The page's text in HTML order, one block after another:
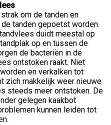
om de tanden en
tanden gepoetst worden.
duidt meestal op
op en tussen de
de bacteriën in de
ontstoken raakt. Niet
en verkalken tot
zich makkelijk weer nieuwe
steeds meer ontstoken. De
gelegen kaakbot
kunnen leiden tot